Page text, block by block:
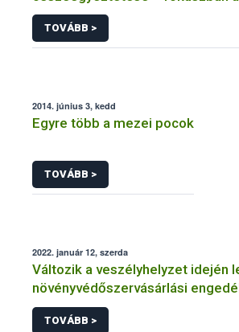
TOVÁBB >
2014. június 3, kedd
Egyre több a mezei pocok
TOVÁBB >
2022. január 12, szerda
Változik a veszélyhelyzet idején
növényvédőszervásárlási
kapcsolatos szabályozás
TOVÁBB >